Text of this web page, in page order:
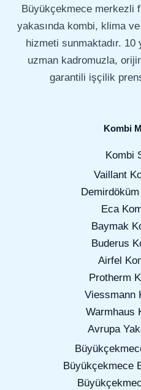
Büyükçekmece merkezli
yakasında kombi, klima
hizmeti sunmaktadır. 10
uzman kadromuzla,
garantili işçilik
Kombi
Kombi
Vaillant
Eca
Baymak
Buderus
Airfel
Protherm
Viessmann
Warmhaus
Avrupa
Büyükçekmece